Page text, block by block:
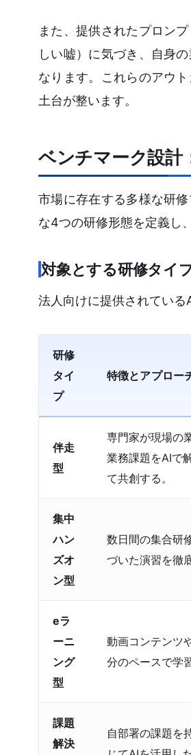
また、提供されたプロン
しい嘘）に気づき、自身
なります。これらのアウ
土台が整います。
ベンチマーク設計
市場に存在する多様な研
な4つの研修形態を定義し
対象とする研修タイ
法人向けに提供されている
研修
タイ
プ
特徴とアプロー
伴走
型
専門家が現場の
業務課題をAIで
て共創する。
集中
ハン
ズオ
ン型
数日間の集合研
づいた演習を徹
eラ
ーニ
ング
型
動画コンテンツ
分のペースで学
課題
解決
自部署の課題を